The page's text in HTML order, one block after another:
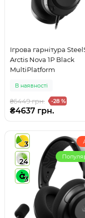
Ігрова гарнітура
Arctis Nova 1P Black
MultiPlatform
В наявності
₴6449 грн. -28 %
₴4637 грн.
3
24
3